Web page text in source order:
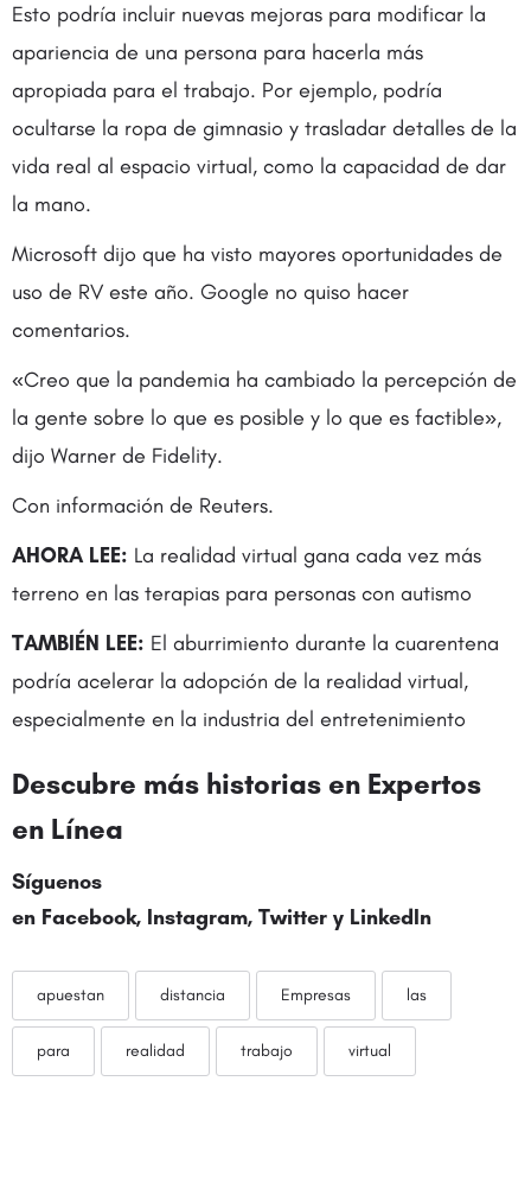
Esto podría incluir nuevas mejoras para modificar la
apariencia de una persona para hacerla más
apropiada para el trabajo. Por ejemplo, podría
ocultarse la ropa de gimnasio y trasladar detalles de la
vida real al espacio virtual, como la capacidad de dar
la mano.
Microsoft dijo que ha visto mayores oportunidades de
uso de RV este año. Google no quiso hacer
comentarios.
«Creo que la pandemia ha cambiado la percepción de
la gente sobre lo que es posible y lo que es factible»,
dijo Warner de Fidelity.
Con información de Reuters.
AHORA LEE: La realidad virtual gana cada vez más
terreno en las terapias para personas con autismo
TAMBIÉN LEE: El aburrimiento durante la cuarentena
podría acelerar la adopción de la realidad virtual,
especialmente en la industria del entretenimiento
Descubre más historias en Expertos
en Línea
Síguenos
en Facebook, Instagram, Twitter y LinkedIn
apuestan distancia Empresas las
para realidad trabajo virtual